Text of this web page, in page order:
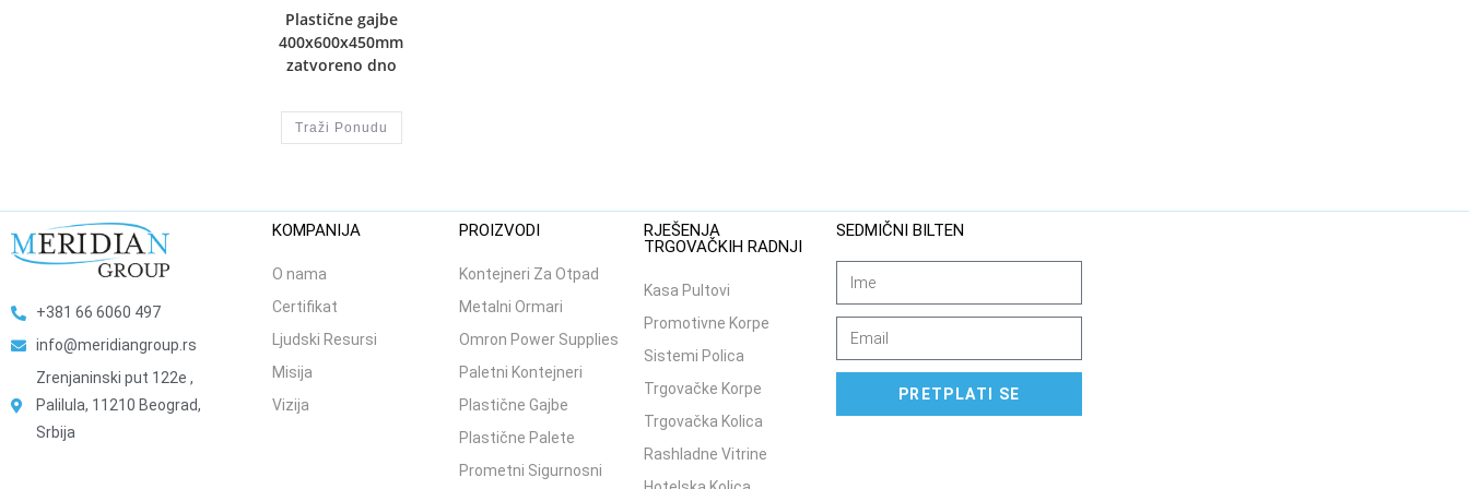
Plastične gajbe
400x600x450mm
zatvoreno dno
Traži Ponudu
+381 66 6060 497
info@meridiangroup.rs
Zrenjaninski put 122e ,
Palilula, 11210 Beograd,
Srbija
KOMPANIJA
O nama
Certifikat
Ljudski Resursi
Misija
Vizija
PROIZVODI
Kontejneri Za Otpad
Metalni Ormari
Omron Power Supplies
Paletni Kontejneri
Plastične Gajbe
Plastične Palete
Prometni Sigurnosni
RJEŠENJA
TRGOVAČKIH RADNJI
Kasa Pultovi
Promotivne Korpe
Sistemi Polica
Trgovačke Korpe
Trgovačka Kolica
Rashladne Vitrine
SEDMIČNI BILTEN
PRETPLATI SE